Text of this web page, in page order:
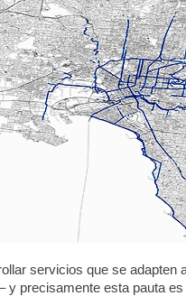
servicios que se
y precisamente esta pauta